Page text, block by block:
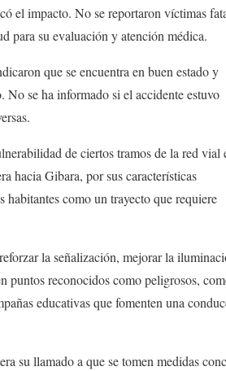
el impacto. No se reportaron víctimas
para su evaluación y atención médica.
que se encuentra en buen estado y
No se ha informado si el accidente estuvo
de ciertos tramos de la red vial
hacia Gibara, por sus características
habitantes como un trayecto que requiere
la señalización, mejorar la
puntos reconocidos como peligrosos,
educativas que fomenten una
su llamado a que se tomen medidas